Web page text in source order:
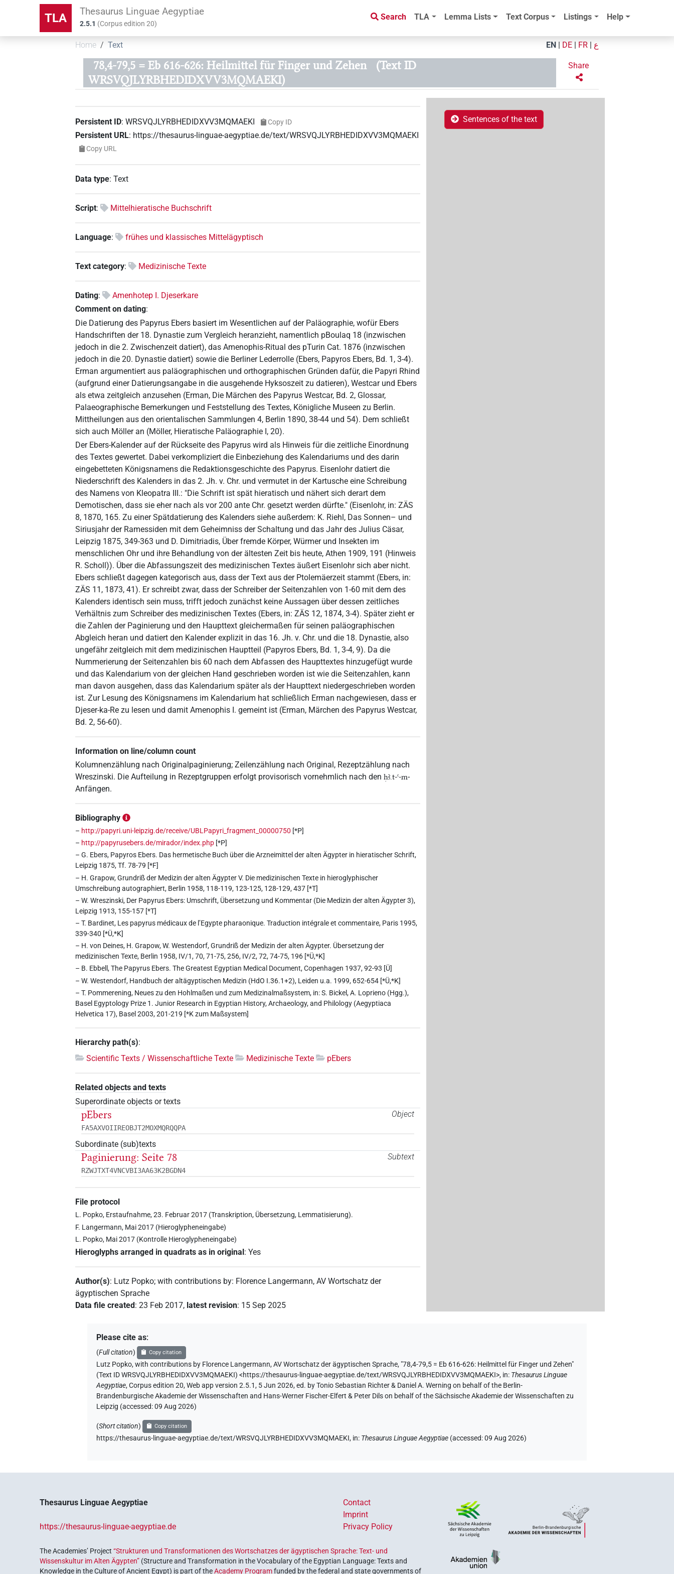
TLA Thesaurus Linguae Aegyptiae
2.5.1 (Corpus edition20)
Search TLA Lemma Lists Text Corpus Listings Help
Home Text EN DE FR ع
78,4-79,5 = Eb 616-626: Heilmittel für Finger und Zehen
(Text ID
WRSVQJLYRBHEDIDXVV3MQMAEKI)
Share
Sentences of the text
Persistent ID:WRSVQJLYRBHEDIDXVV3MQMAEKI Copy ID
Persistent URL: https://thesaurus-linguae-aegyptiae.de/text/WRSVQJLYRBHEDIDXVV3MQMAEKI
Copy URL
Data type:Text
Script: Mittelhieratische Buchschrift
Language: frühes und klassisches Mittelägyptisch
Text category: Medizinische Texte
Dating:
Amenhotep I. Djeserkare
Comment on dating:
Die Datierung des Papyrus Ebers basiert im Wesentlichen auf der Paläographie, wofür Ebers
Handschriften der 18. Dynastie zum Vergleich heranzieht, namentlich pBoulaq 18 (inzwischen
jedoch in die 2. Zwischenzeit datiert), das Amenophis-Ritual des pTurin Cat. 1876 (inzwischen
jedoch in die 20. Dynastie datiert) sowie die Berliner Lederrolle (Ebers, Papyros Ebers, Bd. 1, 3-4).
Erman argumentiert aus paläographischen und orthographischen Gründen dafür, die Papyri Rhind
(aufgrund einer Datierungsangabe in die ausgehende Hyksoszeit zu datieren), Westcar und Ebers
als etwa zeitgleich anzusehen (Erman, Die Märchen des Papyrus Westcar, Bd. 2, Glossar,
Palaeographische Bemerkungen und Feststellung des Textes, Königliche Museen zu Berlin.
Mittheilungen aus den orientalischen Sammlungen 4, Berlin 1890, 38-44 und 54). Dem schließt
sich auch Möller an (Möller, Hieratische Paläographie I, 20).
Der Ebers-Kalender auf der Rückseite des Papyrus wird als Hinweis für die zeitliche Einordnung
des Textes gewertet. Dabei verkompliziert die Einbeziehung des Kalendariums und des darin
eingebetteten Königsnamens die Redaktionsgeschichte des Papyrus. Eisenlohr datiert die
Niederschrift des Kalenders in das 2. Jh. v. Chr. und vermutet in der Kartusche eine Schreibung
des Namens von Kleopatra III.: "Die Schrift ist spät hieratisch und nähert sich derart dem
Demotischen, dass sie eher nach als vor 200 ante Chr. gesetzt werden dürfte." (Eisenlohr, in: ZÄS
8, 1870, 165. Zu einer Spätdatierung des Kalenders siehe außerdem: K. Riehl, Das Sonnen– und
Siriusjahr der Ramessiden mit dem Geheimniss der Schaltung und das Jahr des Julius Cäsar,
Leipzig 1875, 349-363 und D. Dimitriadis, Über fremde Körper, Würmer und Insekten im
menschlichen Ohr und ihre Behandlung von der ältesten Zeit bis heute, Athen 1909, 191 (Hinweis
R. Scholl)). Über die Abfassungszeit des medizinischen Textes äußert Eisenlohr sich aber nicht.
Ebers schließt dagegen kategorisch aus, dass der Text aus der Ptolemäerzeit stammt (Ebers, in:
ZÄS 11, 1873, 41). Er schreibt zwar, dass der Schreiber der Seitenzahlen von 1-60 mit dem des
Kalenders identisch sein muss, trifft jedoch zunächst keine Aussagen über dessen zeitliches
Verhältnis zum Schreiber des medizinischen Textes (Ebers, in: ZÄS 12, 1874, 3-4). Später zieht er
die Zahlen der Paginierung und den Haupttext gleichermaßen für seinen paläographischen
Abgleich heran und datiert den Kalender explizit in das 16. Jh. v. Chr. und die 18. Dynastie, also
ungefähr zeitgleich mit dem medizinischen Hauptteil (Papyros Ebers, Bd. 1, 3-4, 9). Da die
Nummerierung der Seitenzahlen bis 60 nach dem Abfassen des Haupttextes hinzugefügt wurde
und das Kalendarium von der gleichen Hand geschrieben worden ist wie die Seitenzahlen, kann
man davon ausgehen, dass das Kalendarium später als der Haupttext niedergeschrieben worden
ist. Zur Lesung des Königsnamens im Kalendarium hat schließlich Erman nachgewiesen, dass er
Djeser-ka-Re zu lesen und damit Amenophis I. gemeint ist (Erman, Märchen des Papyrus Westcar,
Bd. 2, 56-60).
Information on line/column count
Kolumnenzählung nach Originalpaginierung; Zeilenzählung nach Original, Rezeptzählung nach
Wreszinski. Die Aufteilung in Rezeptgruppen erfolgt provisorisch vornehmlich nach denḥꜣ.t-ꜥ-m-
Anfängen.
Bibliography
– http://papyri.uni-leipzig.de/receive/UBLPapyri_fragment_00000750 [*P]
– http://papyrusebers.de/mirador/index.php [*P]
– G. Ebers, Papyros Ebers. Das hermetische Buch über die Arzneimittel der alten Ägypter in hieratischer Schrift,
Leipzig 1875, Tf. 78-79 [*F]
– H. Grapow, Grundriß der Medizin der alten Ägypter V. Die medizinischen Texte in hieroglyphischer
Umschreibung autographiert, Berlin 1958, 118-119, 123-125, 128-129, 437 [*T]
– W. Wreszinski, Der Papyrus Ebers: Umschrift, Übersetzung und Kommentar (Die Medizin der alten Ägypter 3),
Leipzig 1913, 155-157 [*T]
– T. Bardinet, Les papyrus médicaux de l’Egypte pharaonique. Traduction intégrale et commentaire, Paris 1995,
339-340 [*Ü,*K]
– H. von Deines, H. Grapow, W. Westendorf, Grundriß der Medizin der alten Ägypter. Übersetzung der
medizinischen Texte, Berlin 1958, IV/1, 70, 71-75, 256, IV/2, 72, 74-75, 196 [*Ü,*K]
– B. Ebbell, The Papyrus Ebers. The Greatest Egyptian Medical Document, Copenhagen 1937, 92-93 [Ü]
– W. Westendorf, Handbuch der altägyptischen Medizin (HdO I.36.1+2), Leiden u.a. 1999, 652-654 [*Ü,*K]
– T. Pommerening, Neues zu den Hohlmaßen und zum Medizinalmaßsystem, in: S. Bickel, A. Loprieno (Hgg.),
Basel Egyptology Prize 1. Junior Research in Egyptian History, Archaeology, and Philology (Aegyptiaca
Helvetica 17), Basel 2003, 201-219 [*K zum Maßsystem]
Hierarchy path(s):
Scientific Texts / Wissenschaftliche Texte
Medizinische Texte pEbers
Related objects and texts
Superordinate objects or texts
Object
pEbers
FA5AXVOIIREOBJT2MOXMQRQQPA
Subordinate (sub)texts
Subtext
Paginierung: Seite 78
RZWJTXT4VNCVBI3AA63K2BGDN4
File protocol
L. Popko, Erstaufnahme, 23. Februar 2017 (Transkription, Übersetzung, Lemmatisierung).
F. Langermann, Mai 2017 (Hieroglypheneingabe)
L. Popko, Mai 2017 (Kontrolle Hieroglypheneingabe)
Hieroglyphs arranged in quadrats as in original:Yes
Author(s): Lutz Popko;with contributions by: Florence Langermann,AV Wortschatz der
ägyptischen Sprache
Data file created:23 Feb 2017, latest revision: 15 Sep 2025
Please cite as:
(Full citation) Copy citation
Lutz Popko,with contributions by Florence Langermann,AV Wortschatz der ägyptischen Sprache, "78,4-79,5 = Eb 616-626: Heilmittel für Finger und Zehen"
(Text ID WRSVQJLYRBHEDIDXVV3MQMAEKI)<https://thesaurus-linguae-aegyptiae.de/text/WRSVQJLYRBHEDIDXVV3MQMAEKI>, in: Thesaurus Linguae
Aegyptiae,Corpus edition 20, Web app version 2.5.1, 5 Jun 2026, ed. by Tonio Sebastian Richter & Daniel A. Werning on behalf of the Berlin-
Brandenburgische Akademie der Wissenschaften and Hans-Werner Fischer-Elfert & Peter Dils on behalf of the Sächsische Akademie der Wissenschaften zu
Leipzig (accessed:09 Aug 2026)
(Short citation) Copy citation
https://thesaurus-linguae-aegyptiae.de/text/WRSVQJLYRBHEDIDXVV3MQMAEKI, in: Thesaurus Linguae Aegyptiae (accessed:09 Aug 2026)
Thesaurus Linguae Aegyptiae
https://thesaurus-linguae-aegyptiae.de
Contact
Imprint
Privacy Policy
The Academies’ Project“Strukturen und Transformationen des Wortschatzes der ägyptischen Sprache: Text- und
Wissenskultur im Alten Ägypten” (Structure and Transformation in the Vocabulary of the Egyptian Language: Texts and
Knowledge in the Culture of Ancient Egypt) is part of theAcademy Programfunded by the federal and state governments of